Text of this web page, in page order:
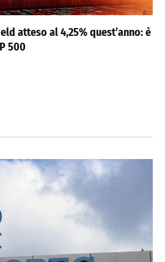
atteso al 4,25% quest’anno: è
500